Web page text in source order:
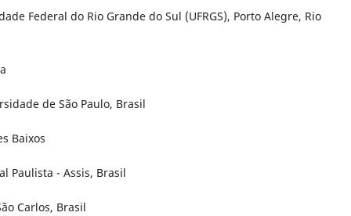
Federal do Rio Grande do Sul (UFRGS), Porto Alegre, Rio
de São Paulo, Brasil
Baixos
Paulista - Assis, Brasil
Carlos, Brasil